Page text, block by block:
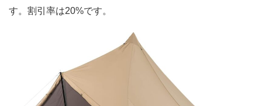
す。割引率は20%です。